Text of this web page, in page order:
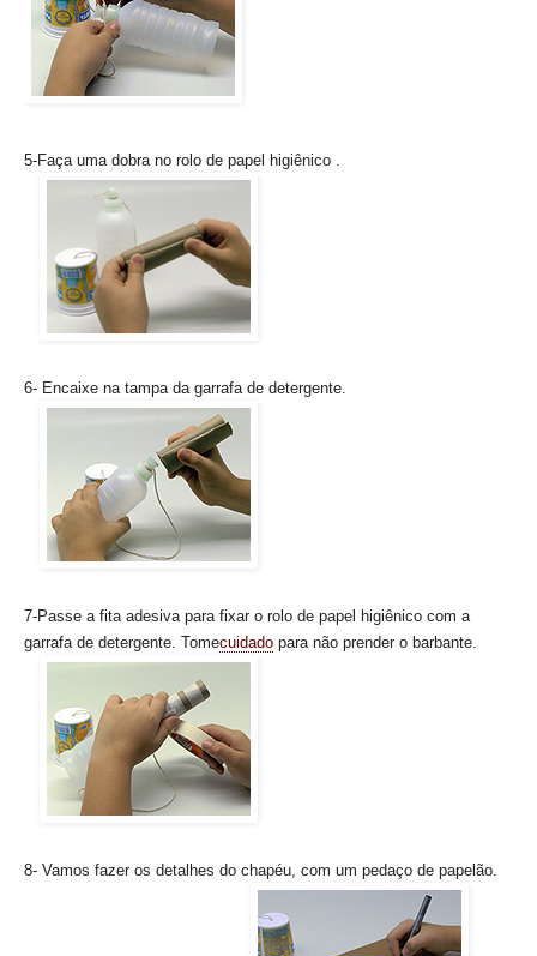
5-Faça uma dobra no rolo de papel higiênico .
6- Encaixe na tampa da garrafa de detergente.
7-Passe a fita adesiva para fixar o rolo de papel higiênico com a
garrafa de detergente. Tomecuidado para não prender o barbante.
8- Vamos fazer os detalhes do chapéu, com um pedaço de papelão.